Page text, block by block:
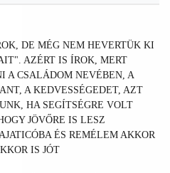
DE MÉG NEM HEVERTÜK KI
AZÉRT IS ÍROK, MERT
A CSALÁDOM NEVÉBEN, A
A KEDVESSÉGEDET, AZT
HA SEGÍTSÉGRE VOLT
JÖVŐRE IS LESZ
ÉS REMÉLEM AKKOR
IS JÓT